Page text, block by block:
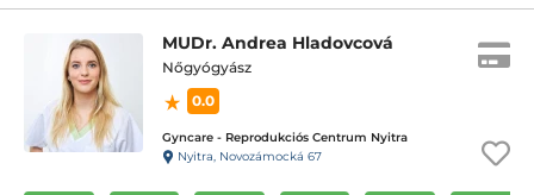
MUDr. Andrea Hladovcová
Nőgyógyász
0.0
Gyncare - Reprodukciós Centrum Nyitra
Nyitra, Novozámocká 67